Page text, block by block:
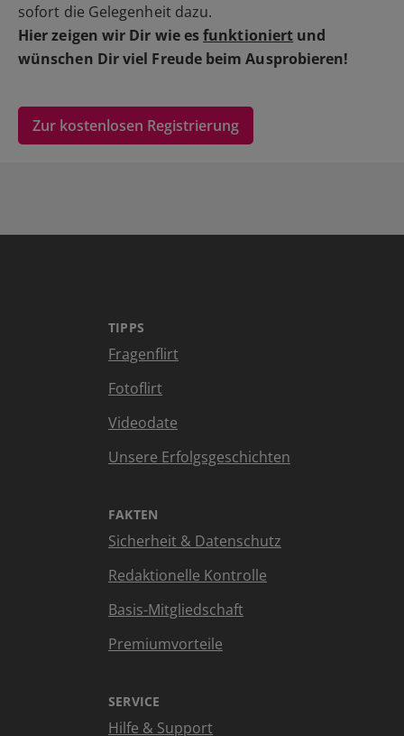
sofort die Gelegenheit dazu.
Hier zeigen wir Dir wie esfunktioniert und
wünschen Dir viel Freude beim Ausprobieren!
Zur kostenlosen Registrierung
TIPPS
Fragenflirt
Fotoflirt
Videodate
Unsere Erfolgsgeschichten
FAKTEN
Sicherheit & Datenschutz
Redaktionelle Kontrolle
Basis-Mitgliedschaft
Premiumvorteile
SERVICE
Hilfe & Support